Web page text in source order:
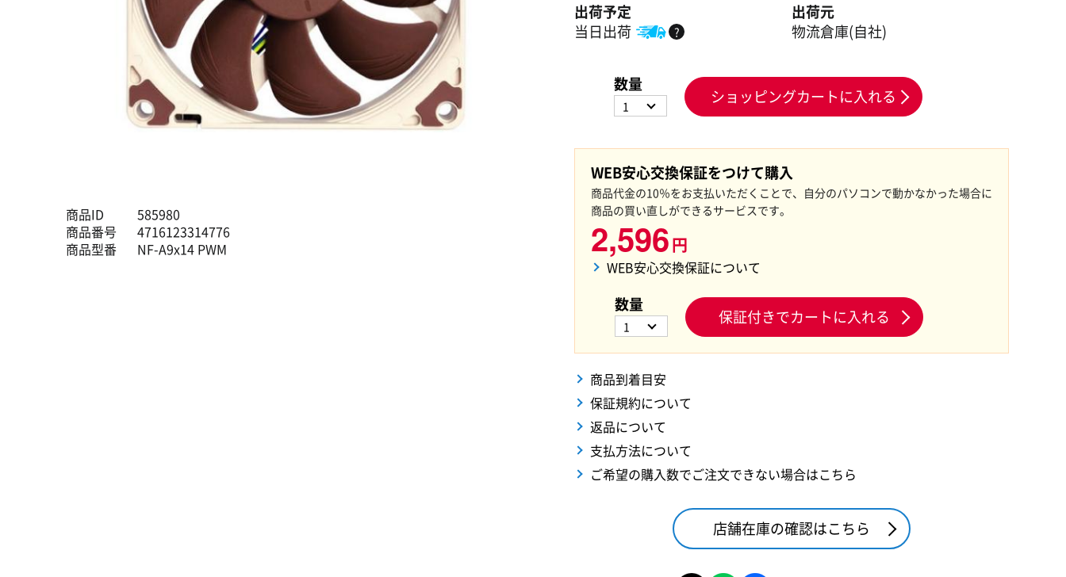
商品ID
585980
商品番号
4716123314776
商品型番
NF-A9x14 PWM
出荷予定
当日出荷
?
出荷元
物流倉庫(自社)
数量
1 ショッピングカートに入れる
WEB安心交換保証をつけて購入
商品代金の10％をお支払いただくことで、自分のパソコンで動かなかった場合に
商品の買い直しができるサービスです。
2,596円
WEB安心交換保証について
数量
1 保証付きでカートに入れる
商品到着目安
保証規約について
返品について
支払方法について
ご希望の購入数でご注文できない場合はこちら
店舗在庫の確認はこちら